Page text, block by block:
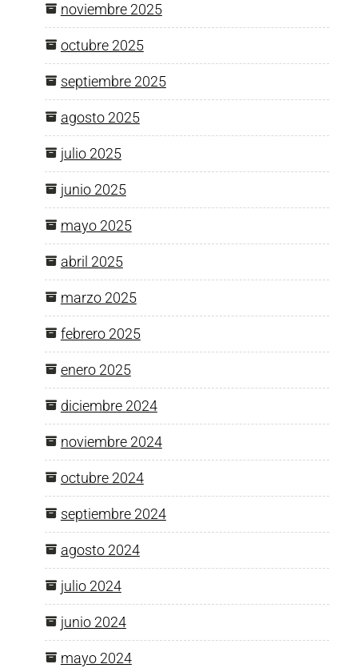
noviembre 2025
octubre 2025
septiembre 2025
agosto 2025
julio 2025
junio 2025
mayo 2025
abril 2025
marzo 2025
febrero 2025
enero 2025
diciembre 2024
noviembre 2024
octubre 2024
septiembre 2024
agosto 2024
julio 2024
junio 2024
mayo 2024